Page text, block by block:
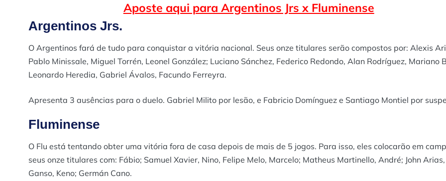
Aposte aqui para Argentinos Jrs x Fluminense
Argentinos Jrs.
O Argentinos fará de tudo para conquistar a vitória nacional. Seus onze titulares serão compostos por: Alexis
Pablo Minissale, Miguel Torrén, Leonel González; Luciano Sánchez, Federico Redondo, Alan Rodríguez, Mariano
Leonardo Heredia, Gabriel Ávalos, Facundo Ferreyra.
Apresenta 3 ausências para o duelo. Gabriel Milito por lesão, e Fabricio Domínguez e Santiago Montiel por
Fluminense
O Flu está tentando obter uma vitória fora de casa depois de mais de 5 jogos. Para isso, eles colocarão em
seus onze titulares com: Fábio; Samuel Xavier, Nino, Felipe Melo, Marcelo; Matheus Martinello, André; John Arias,
Ganso, Keno; Germán Cano.